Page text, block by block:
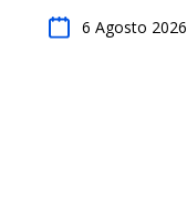
6 Agosto 2026